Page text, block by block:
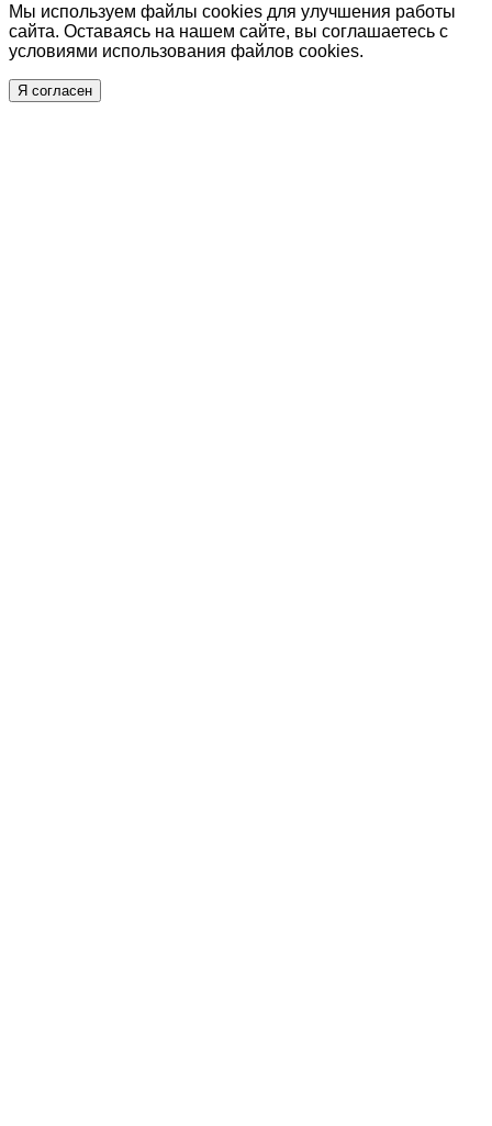
Мы используем файлы cookies для улучшения работы
сайта. Оставаясь на нашем сайте, вы соглашаетесь с
условиями использования файлов cookies.
Я согласен